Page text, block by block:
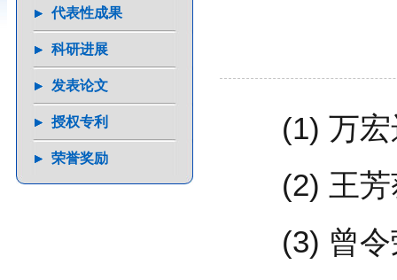
代表性成果
科研进展
发表论文
授权专利
荣誉奖励
(1) 万宏
(2) 王芳
(3) 曾令荣